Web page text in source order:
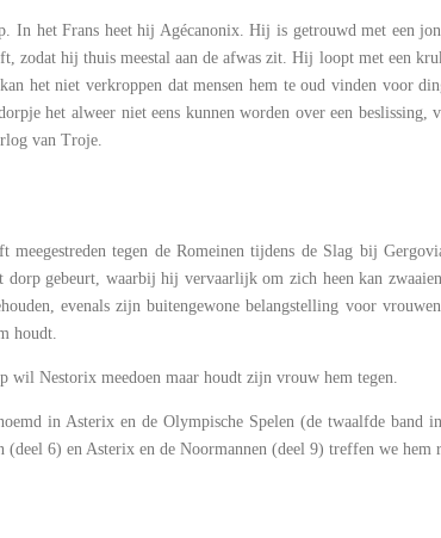
In het Frans heet hij Agécanonix. Hij is getrouwd met een
zodat hij thuis meestal aan de afwas zit. Hij loopt met een
het niet verkroppen dat mensen hem te oud vinden voor
het alweer niet eens kunnen worden over een beslissing,
van Troje.
meegestreden tegen de Romeinen tijdens de Slag bij
dorp gebeurt, waarbij hij vervaarlijk om zich heen kan
evenals zijn buitengewone belangstelling voor
houdt.
wil Nestorix meedoen maar houdt zijn vrouw hem tegen.
in Asterix en de Olympische Spelen (de twaalfde band
6) en Asterix en de Noormannen (deel 9) treffen we hem